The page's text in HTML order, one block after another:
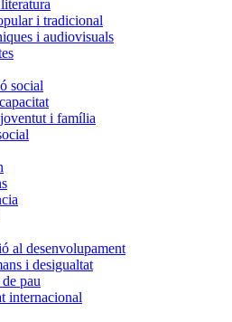
i tradicional
i audiovisuals
social
i família
al desenvolupament
i desigualtat
pau
internacional